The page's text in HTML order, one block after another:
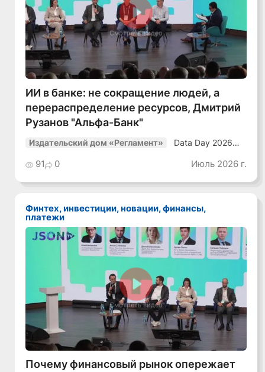
Смотреть видео
ИИ в банке: не сокращение людей, а
перераспределение ресурсов, Дмитрий
Рузанов "Альфа-Банк"
Издательский дом «Регламент»
Data Day 2026
Как сохранять
уверенный курс
среде»
91 0 Июль 2026 г.
Финтех, инвестиции, новации, финансы,
платежи
Смотреть видео
Почему финансовый рынок опережает